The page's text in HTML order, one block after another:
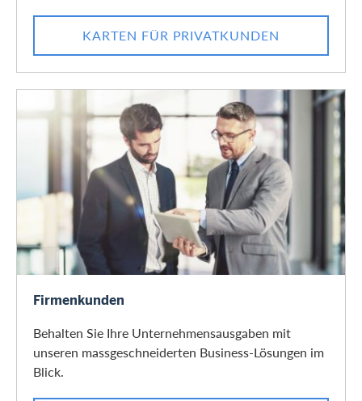
KARTEN FÜR PRIVATKUNDEN
Firmenkreditkarten
Firmenkunden
Behalten Sie Ihre Unternehmensausgaben mit
unseren massgeschneiderten Business-Lösungen im
Blick.